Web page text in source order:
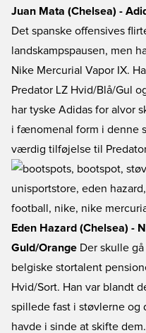
Juan Mata (Chelsea) -
Det spanske offensives
landskampspausen, men
Nike Mercurial Vapor IX.
Predator LZ Hvid/Blå/Gul
har tyske Adidas for alvor
i fænomenal form i denne
værdig tilføjelse til
Eden Hazard (Chelsea) -
Guld/Orange Der skulle
belgiske stortalent
Hvid/Sort. Han var blandt
spillede fast i støvlerne og
havde i sinde at skifte